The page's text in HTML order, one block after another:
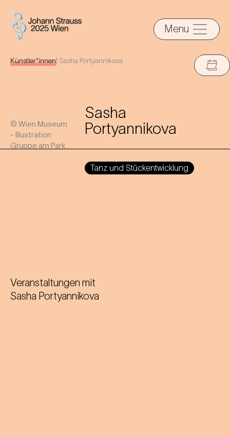
Menu
Künstler*innen Sasha Portyannikova
© Wien Museum
- Illustration
Gruppe am Park
Sasha
Portyannikova
Tanz und Stückentwicklung
Veranstaltungen mit
Sasha Portyannikova